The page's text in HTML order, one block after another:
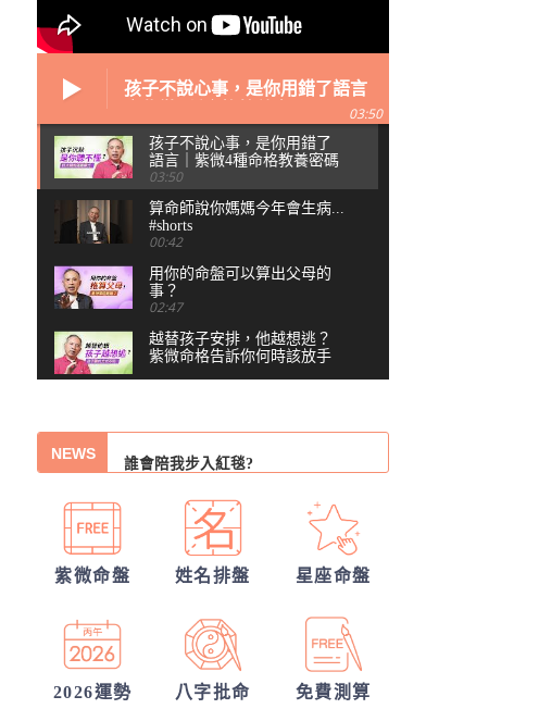
孩子不說心事，是你用錯了語言
03:50
孩子不說心事，是你用錯了
語言｜紫微4種命格教養密碼
03:50
算命師說你媽媽今年會生病...
#shorts
00:42
用你的命盤可以算出父母的
事？
02:47
越替孩子安排，他越想逃？
紫微命格告訴你何時該放手
00:41
習慣把累往肚子裡吞？最難
越努力越燒光自己？你的天
賦可能用過頭了 #shorts
00:40
顆星，常燒光自己
40歲，人生努力全部歸零
——我打開命盤，看到了什
麼？
04:51
NEWS
我的人生命運20解
誰會陪我步入紅毯?
30項情定一生占
你們的命盤合嗎？適合當夫妻？批婚配
他的異性關係全解密
他會是你最終的幸福？
紫微命盤 姓名排盤 星座命盤
2026運勢 八字批命 免費測算